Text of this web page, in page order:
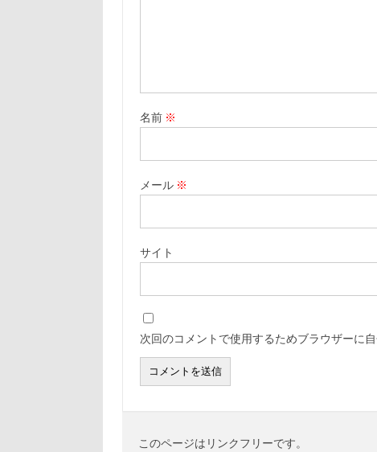
名前 ※
メール ※
サイト
次回のコメントで使用するためブラウザーに
このページはリンクフリーです。